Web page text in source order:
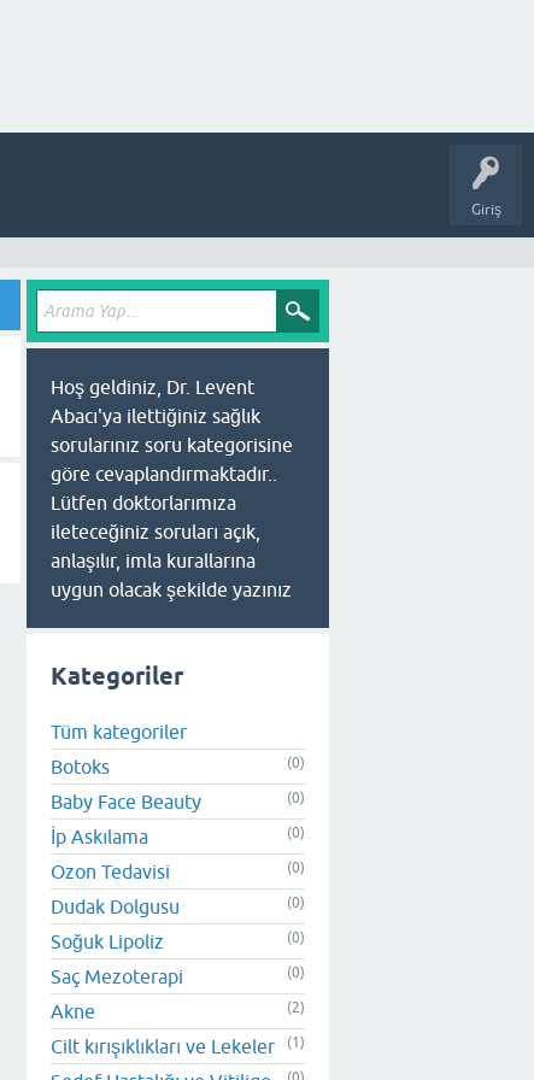
Giriş
Hoş geldiniz, Dr. Levent
Abacı'ya ilettiğiniz sağlık
sorularınız soru kategorisine
göre cevaplandırmaktadır..
Lütfen doktorlarımıza
ileteceğiniz soruları açık,
anlaşılır, imla kurallarına
uygun olacak şekilde yazınız
Kategoriler
Tüm kategoriler
Botoks
(0)
Baby Face Beauty (0)
İp Askılama (0)
Ozon Tedavisi (0)
Dudak Dolgusu (0)
Soğuk Lipoliz (0)
Saç Mezoterapi (0)
Akne (2)
Cilt kırışıklıkları ve Lekeler (1)